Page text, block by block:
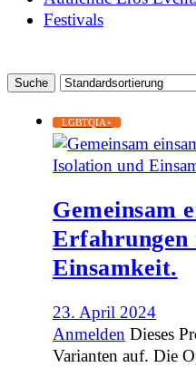
Festivals
LGBTQIA+
Gemeinsam
Einsamkeit.
23. April 2024
Anmelden Dieses
Varianten auf. Die